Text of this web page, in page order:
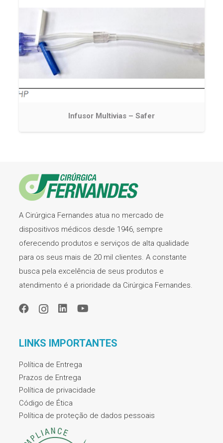
Infusor Multivias – Safer
A Cirúrgica Fernandes atua no mercado de
dispositivos médicos desde 1946, sempre
oferecendo produtos e serviços de alta qualidade
para os seus mais de 20 mil clientes. A constante
busca pela excelência de seus produtos e
atendimento é a prioridade da Cirúrgica Fernandes.
LINKS IMPORTANTES
Política de Entrega
Prazos de Entrega
Política de privacidade
Código de Ética
Política de proteção de dados pessoais